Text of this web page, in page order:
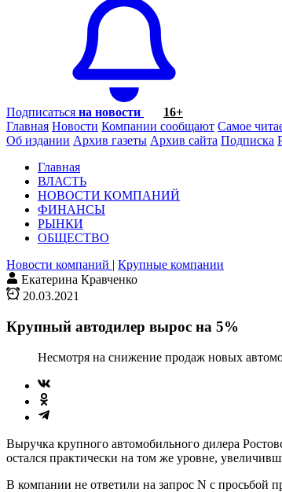
Подписаться на новости
16+
Главная Новости Компании сообщают Самое
Об издании Архив газеты Архив сайта Подписка
Главная
ВЛАСТЬ
НОВОСТИ КОМПАНИЙ
ФИНАНСЫ
РЫНКИ
ОБЩЕСТВО
Новости компаний | Крупные компании
Екатерина Кравченко
20.03.2021
Крупный автодилер вырос на 5%
Несмотря на снижение продаж новых
Выручка крупного автомобильного дилера
остался практически на том же уровне,
В компании не ответили на запрос N с просьбой